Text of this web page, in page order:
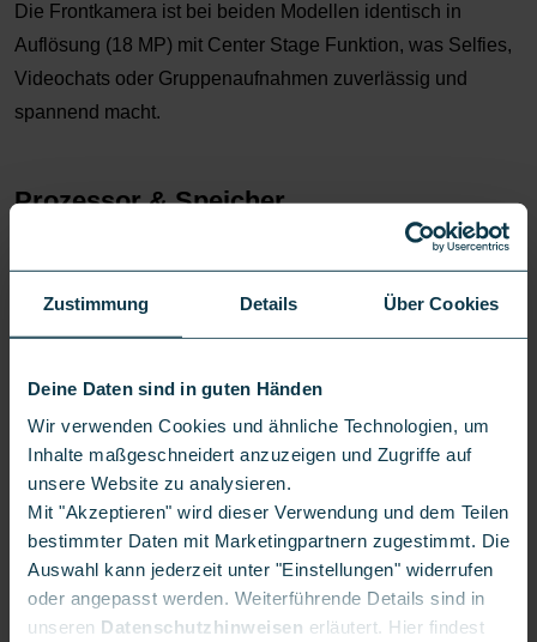
Zustimmung Details Über Cookies
Deine Daten sind in guten Händen
Wir verwenden Cookies und ähnliche Technologien, um
Inhalte maßgeschneidert anzuzeigen und Zugriffe auf
unsere Website zu analysieren.
Mit "Akzeptieren" wird dieser Verwendung und dem Teilen
bestimmter Daten mit Marketingpartnern zugestimmt. Die
Auswahl kann jederzeit unter "Einstellungen" widerrufen
oder angepasst werden. Weiterführende Details sind in
unseren Datenschutzhinweisen erläutert. Hier findest
Die Frontkamera ist bei beiden Modellen identisch in
Auflösung (18 MP) mit Center Stage Funktion, was Selfies,
Videochats oder Gruppenaufnahmen zuverlässig und
spannend macht.
Prozessor & Speicher
Beide Geräte sind mit dem A19 Pro Chip ausgestattet, was
Szenarien ähnlich ist. Doch das Pro-Modell hat Vorteile bei
thermischer Belastung und bei längerer Nutzung ohne
Leistungseinbußen. Wenn Du z. B. Videobearbeitung,
aufwendige Spiele oder AR-Anwendungen nutzt, wirst Du
den Unterschied zwischen Pro und Air spüren – das Pro
bleibt stabiler.
Was Speicher angeht: Beide beginnen bei 256 GB, bieten
Varianten bis zu 1 TB. Wenn Du viele große Dateien,